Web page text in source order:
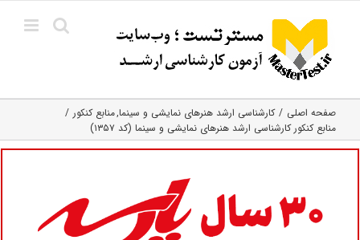
content
صفحه اصلی کارشناسی ارشد هنرهای نمایشی و سینما منابع کنکور
منابع کنکور کارشناسی ارشد هنرهای نمایشی و سینما (کد ۱۳۵۷)